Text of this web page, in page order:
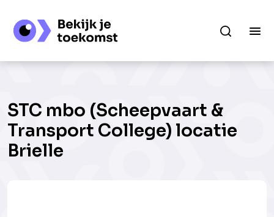
STC mbo (Scheepvaart &
Transport College) locatie
Brielle